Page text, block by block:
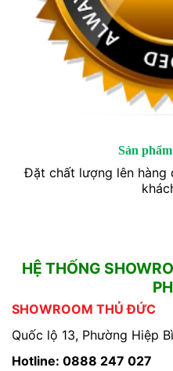
Sản
Đặt chất lượng lên hàng
HỆ THỐNG
SHOWROOM THỦ ĐỨC
Quốc lộ 13, Phường Hiệp
Hotline: 0888 247 027